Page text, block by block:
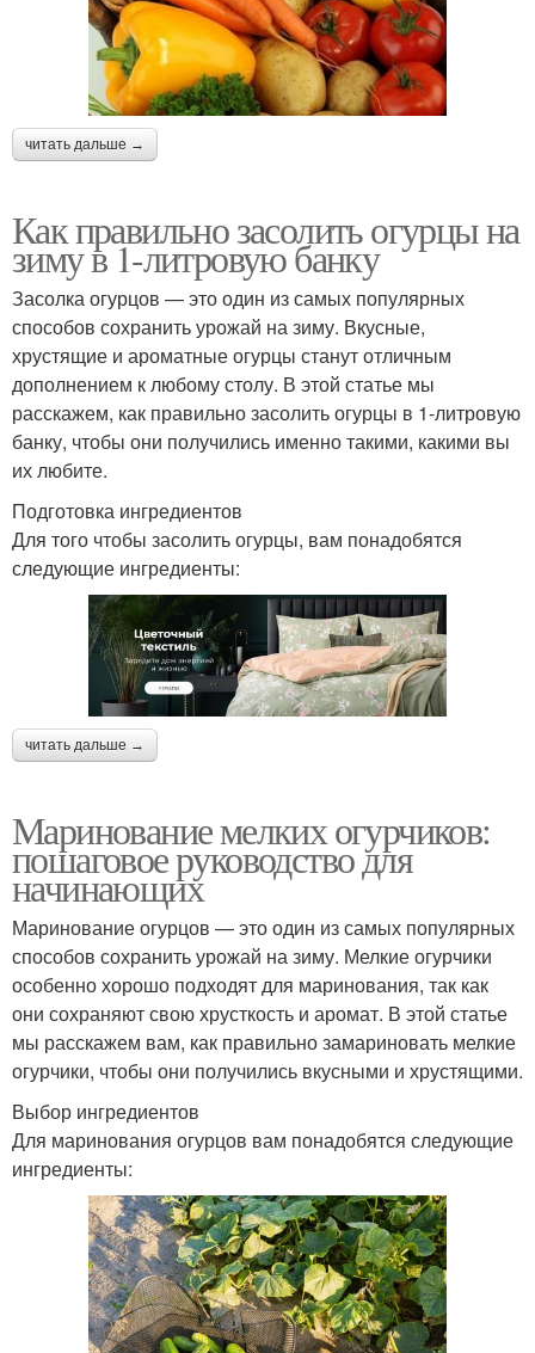
читать дальше →
Как правильно засолить огурцы на
зиму в 1-литровую банку
Засолка огурцов — это один из самых популярных
способов сохранить урожай на зиму. Вкусные,
хрустящие и ароматные огурцы станут отличным
дополнением к любому столу. В этой статье мы
расскажем, как правильно засолить огурцы в 1-литровую
банку, чтобы они получились именно такими, какими вы
их любите.
Подготовка ингредиентов
Для того чтобы засолить огурцы, вам понадобятся
следующие ингредиенты:
читать дальше →
Маринование мелких огурчиков:
пошаговое руководство для
начинающих
Маринование огурцов — это один из самых популярных
способов сохранить урожай на зиму. Мелкие огурчики
особенно хорошо подходят для маринования, так как
они сохраняют свою хрусткость и аромат. В этой статье
мы расскажем вам, как правильно замариновать мелкие
огурчики, чтобы они получились вкусными и хрустящими.
Выбор ингредиентов
Для маринования огурцов вам понадобятся следующие
ингредиенты: